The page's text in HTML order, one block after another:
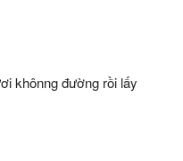
khônng đường rồi lấy